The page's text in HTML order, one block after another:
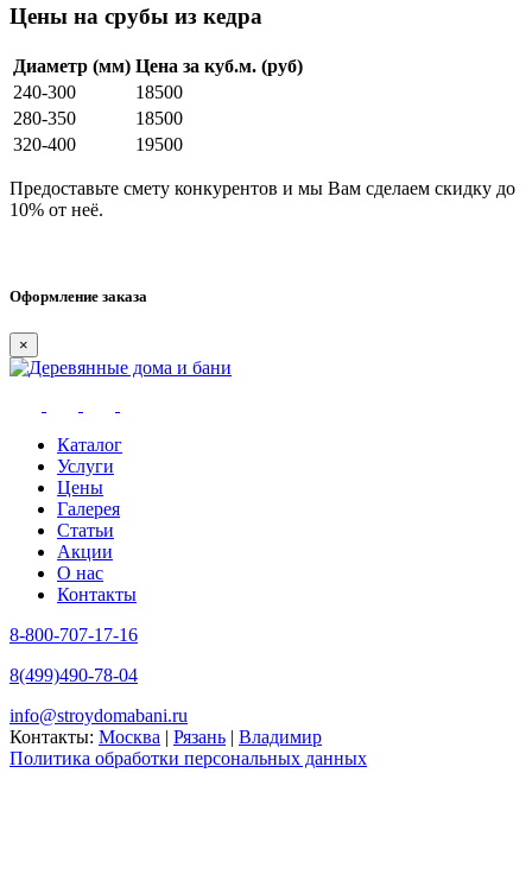
Цены на срубы из кедра
Диаметр (мм) Цена за куб.м. (руб)
240-300
18500
280-350
18500
320-400
19500
Предоставьте смету конкурентов и мы Вам сделаем скидку до
10% от неё.
Оформление заказа
×
Каталог
Услуги
Цены
Галерея
Статьи
Акции
О нас
Контакты
8-800-707-17-16
8(499)490-78-04
info@stroydomabani.ru
Контакты: Москва | Рязань | Владимир
Политика обработки персональных данных